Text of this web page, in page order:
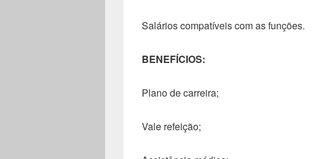
Salários compatíveis com as funções.
BENEFÍCIOS:
Plano de carreira;
Vale refeição;